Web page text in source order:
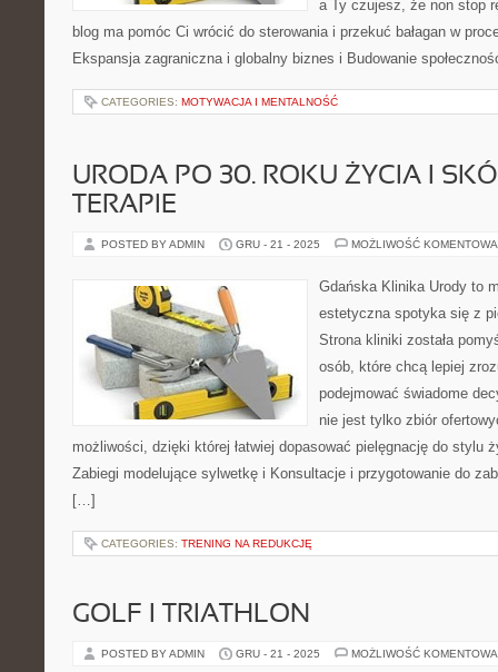
a Ty czujesz, że non stop
blog ma pomóc Ci wrócić do sterowania i przekuć bałagan w
Ekspansja zagraniczna i globalny biznes i Budowanie
CATEGORIES: MOTYWACJA I MENTALNOŚĆ
URODA PO 30. ROKU ŻYCIA I
TERAPIE
POSTED BY ADMIN GRU - 21 - 2025 MOŻLIWOŚĆ
Gdańska Klinika Urody to
estetyczna spotyka się z
Strona kliniki została
osób, które chcą lepiej
podejmować świadome
nie jest tylko zbiór
możliwości, dzięki której łatwiej dopasować pielęgnację do stylu
Zabiegi modelujące sylwetkę i Konsultacje i przygotowanie do
[…]
CATEGORIES: TRENING NA REDUKCJĘ
GOLF I TRIATHLON
POSTED BY ADMIN GRU - 21 - 2025 MOŻLIWOŚĆ